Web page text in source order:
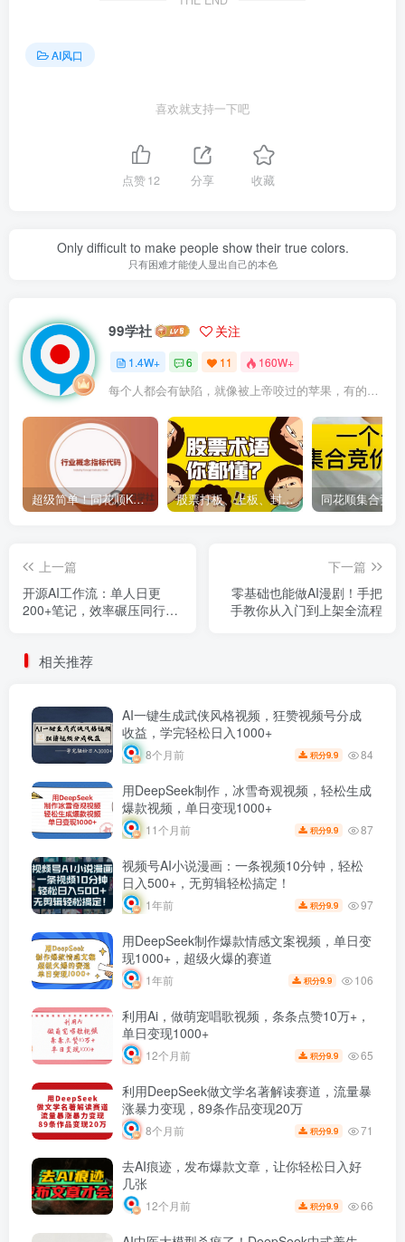
AI风口
喜欢就支持一下吧
点赞12 分享 收藏
Only difficult to make people show their true colors.
只有困难才能使人显出自己的本色
99学社 关注
1.4W+ 6 11 160W+
每个人都会有缺陷，就像被上帝咬过的苹果，有的人缺陷比较大，正是因为上帝特别喜欢他的芬芳
超级简单！同花顺K线界面显示行业概念指标代码图解 股票打板、上板、封板、翘板、炸板是什么意思？炒股你必须懂的暗语！
上一篇
开源AI工作流：单人日更
200+笔记，效率碾压同行！
下一篇
零基础也能做AI漫剧！手把
手教你从入门到上架全流程
相关推荐
AI一键生成武侠风格视频，狂赞视频号分成
收益，学完轻松日入1000+
8个月前 积分9.9 84
用DeepSeek制作，冰雪奇观视频，轻松生成
爆款视频，单日变现1000+
11个月前 积分9.9 87
视频号AI小说漫画：一条视频10分钟，轻松
日入500+，无剪辑轻松搞定！
1年前 积分9.9 97
用DeepSeek制作爆款情感文案视频，单日变
现1000+，超级火爆的赛道
1年前 积分9.9 106
利用Ai，做萌宠唱歌视频，条条点赞10万+，
单日变现1000+
12个月前 积分9.9 65
利用DeepSeek做文学名著解读赛道，流量暴
涨暴力变现，89条作品变现20万
8个月前 积分9.9 71
去AI痕迹，发布爆款文章，让你轻松日入好
几张
12个月前 积分9.9 66